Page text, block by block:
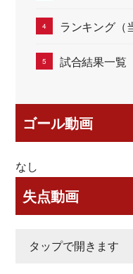
ランキング（
試合結果一覧
ゴール動画
なし
失点動画
タップで開きます